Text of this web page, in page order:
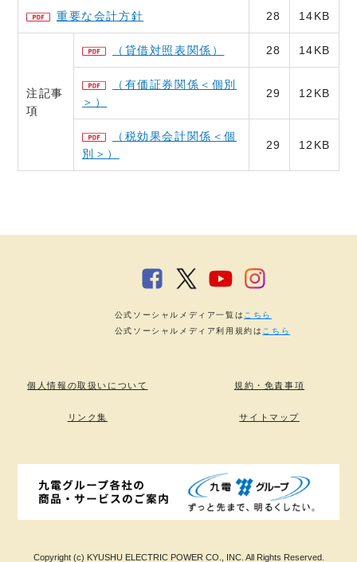
重要な会計方針 28 14KB
注記事
項
（貸借対照表関係） 28 14KB
（有価証券関係＜個別
＞）
29 12KB
（税効果会計関係＜個
別＞）
29 12KB
個人情報の取扱いについて 規約・免責事項
リンク集 サイトマップ
Copyright (c) KYUSHU ELECTRIC POWER CO., INC. All Rights Reserved.
公式ソーシャルメディア一覧は こちら
公式ソーシャルメディア利用規約は こちら